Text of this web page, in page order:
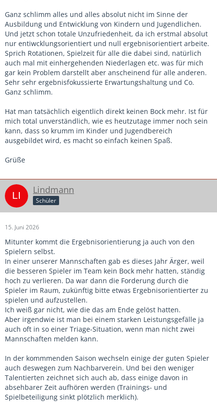
Ganz schlimm alles und alles absolut nicht im Sinne der
Ausbildung und Entwicklung von Kindern und Jugendlichen.
Und jetzt schon totale Unzufriedenheit, da ich erstmal absolut
nur entiwcklungsorientiert und null ergebnisorientiert arbeite.
Sprich Rotationen, Spielzeit für alle die dabei sind, natürlich
auch mal mit einhergehenden Niederlagen etc. was für mich
gar kein Problem darstellt aber anscheinend für alle anderen.
Sehr sehr ergebnisfokussierte Erwartungshaltung und Co.
Ganz schlimm.
Hat man tatsächlich eigentlich direkt keinen Bock mehr. Ist für
mich total unverständlich, wie es heutzutage immer noch sein
kann, dass so krumm im Kinder und Jugendbereich
ausgebildet wird, es macht so einfach keinen Spaß.
Grüße
Lindmann
Schüler
15. Juni 2026
Mitunter kommt die Ergebnisorientierung ja auch von den
Spielern selbst.
In einer unserer Mannschaften gab es dieses Jahr Ärger, weil
die besseren Spieler im Team kein Bock mehr hatten, ständig
hoch zu verlieren. Da war dann die Forderung durch die
Spieler im Raum, zukünftig bitte etwas Ergebnisorientierter zu
spielen und aufzustellen.
Ich weiß gar nicht, wie die das am Ende gelöst hatten.
Aber irgendwie ist man bei einem starken Leistungsgefälle ja
auch oft in so einer Triage-Situation, wenn man nicht zwei
Mannschaften melden kann.
In der kommmenden Saison wechseln einige der guten Spieler
auch deswegen zum Nachbarverein. Und bei den weniger
Talentierten zeichnet sich auch ab, dass einige davon in
absehbarer Zeit aufhören werden (Trainings- und
Spielbeteiligung sinkt plötzlich merklich).